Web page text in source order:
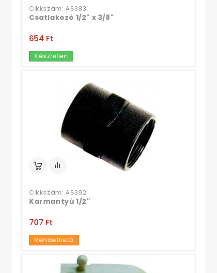
Cikkszám: AS383
Csatlakozó 1/2" x 3/8"
654 Ft‎
Készleten
Cikkszám: AS392
Karmantyú 1/2"
707 Ft‎
Rendelhető